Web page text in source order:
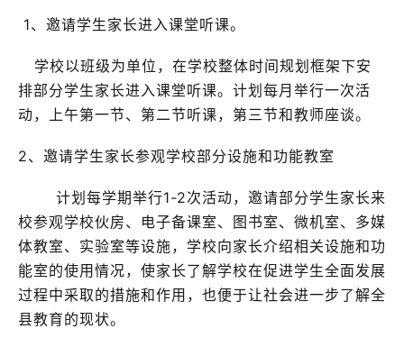
1、邀请学生家长进入课堂听课。
学校以班级为单位，在学校整体时间规划框架下安
排部分学生家长进入课堂听课。计划每月举行一次活
动，上午第一节、第二节听课，第三节和教师座谈。
2、邀请学生家长参观学校部分设施和功能教室
计划每学期举行1-2次活动，邀请部分学生家长来
校参观学校伙房、电子备课室、图书室、微机室、多媒
体教室、实验室等设施，学校向家长介绍相关设施和功
能室的使用情况，使家长了解学校在促进学生全面发展
过程中采取的措施和作用，也便于让社会进一步了解全
县教育的现状。